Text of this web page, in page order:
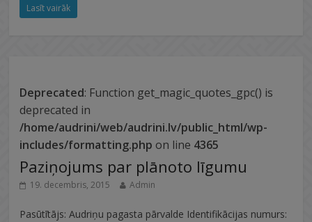
Lasīt vairāk
Deprecated: Function get_magic_quotes_gpc() is
deprecated in
/home/audrini/web/audrini.lv/public_html/wp-
includes/formatting.php on line 4365
Paziņojums par plānoto līgumu
19. decembris, 2015 Admin
Pasūtītājs: Audriņu pagasta pārvalde Identifikācijas numurs: